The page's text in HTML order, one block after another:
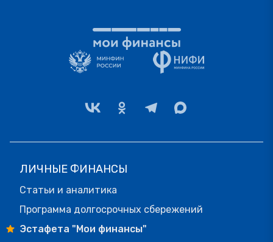
ЛИЧНЫЕ ФИНАНСЫ
Статьи и аналитика
Программа долгосрочных сбережений
Эстафета "Мои финансы"